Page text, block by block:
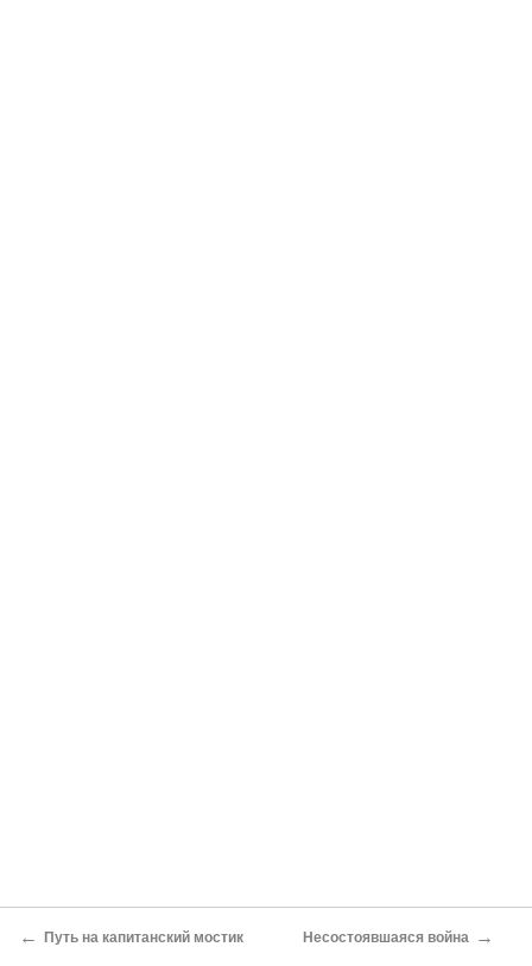
← Путь на капитанский мостик Несостоявшаяся война →